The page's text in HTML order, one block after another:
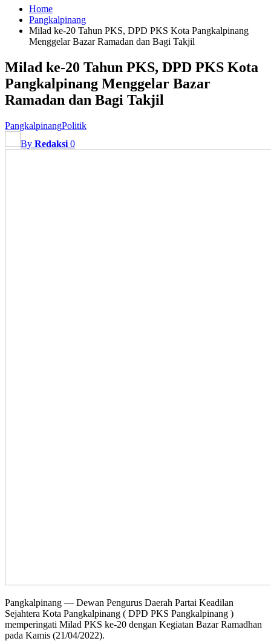
Home
Pangkalpinang
Milad ke-20 Tahun PKS, DPD PKS Kota Pangkalpinang
Menggelar Bazar Ramadan dan Bagi Takjil
Milad ke-20 Tahun PKS, DPD PKS Kota
Pangkalpinang Menggelar Bazar
Ramadan dan Bagi Takjil
PangkalpinangPolitik
By Redaksi 0
Pangkalpinang — Dewan Pengurus Daerah Partai Keadilan
Sejahtera Kota Pangkalpinang ( DPD PKS Pangkalpinang )
memperingati Milad PKS ke-20 dengan Kegiatan Bazar Ramadhan
pada Kamis (21/04/2022).